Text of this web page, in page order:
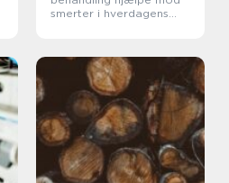
smerter i hverdagens